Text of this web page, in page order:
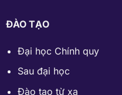
ĐÀO TẠO
Đại học Chính quy
Sau đại học
Đào tạo từ xa